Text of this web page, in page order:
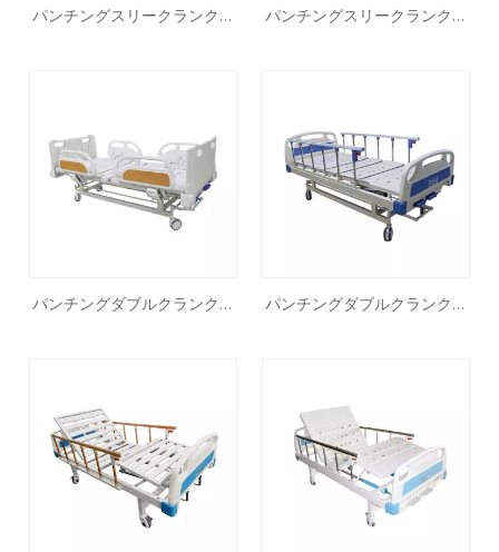
パンチングスリークランク病
パンチングスリークランク病
パンチングダブルクランク病
パンチングダブルクランク病